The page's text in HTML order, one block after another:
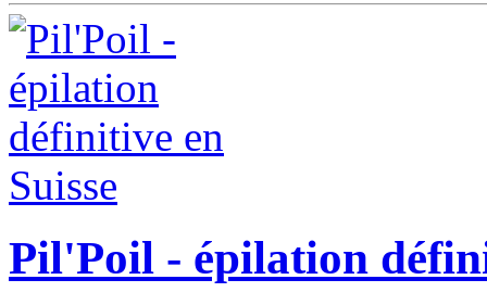
Pil'Poil - épilation